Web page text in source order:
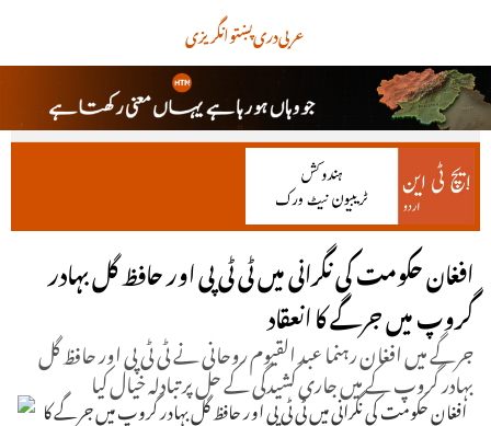
انگریزیپښتودریعربی
افغان حکومت کی نگرانی میں ٹی ٹی پی اور حافظ گل بہادر
گروپ میں جرگے کا انعقاد
جرگے میں افغان رہنما عبد القیوم روحانی نے ٹی ٹی پی اور حافظ گل
بہادر گروپ کے میں جاری کشیدگی کے حل پر تبادلہ خیال کیا